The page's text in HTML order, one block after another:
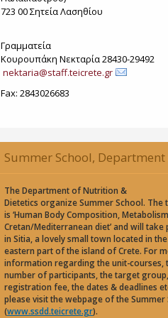
723 00 Σητεία Λασηθίου
Γραμματεία
Κουρουπάκη Νεκταρία 28430-29492
nektaria@staff.teicrete.gr
Fax: 2843026683
Summer School,
Nutrition & Dietetics, CoMet
The Department of Nutrition &
Dietetics organize Summer School. The
is ‘Human Body Composition,
Cretan/Mediterranean diet’ and will take
in Sitia, a lovely small town located in the
eastern part of the island of Crete. For
information regarding the unit-courses,
number of participants, the target
registration fee, the dates & deadlines
please visit the webpage of the Summer
(www.ssdd.teicrete.gr).